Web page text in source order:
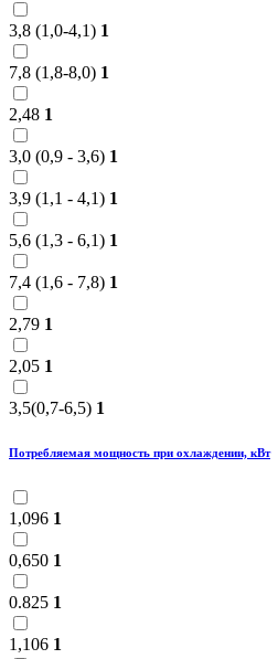
3,8 (1,0-4,1) 1
7,8 (1,8-8,0) 1
2,48 1
3,0 (0,9 - 3,6) 1
3,9 (1,1 - 4,1) 1
5,6 (1,3 - 6,1) 1
7,4 (1,6 - 7,8) 1
2,79 1
2,05 1
3,5(0,7-6,5) 1
Потребляемая мощность при охлаждении, кВт
1,096 1
0,650 1
0.825 1
1,106 1